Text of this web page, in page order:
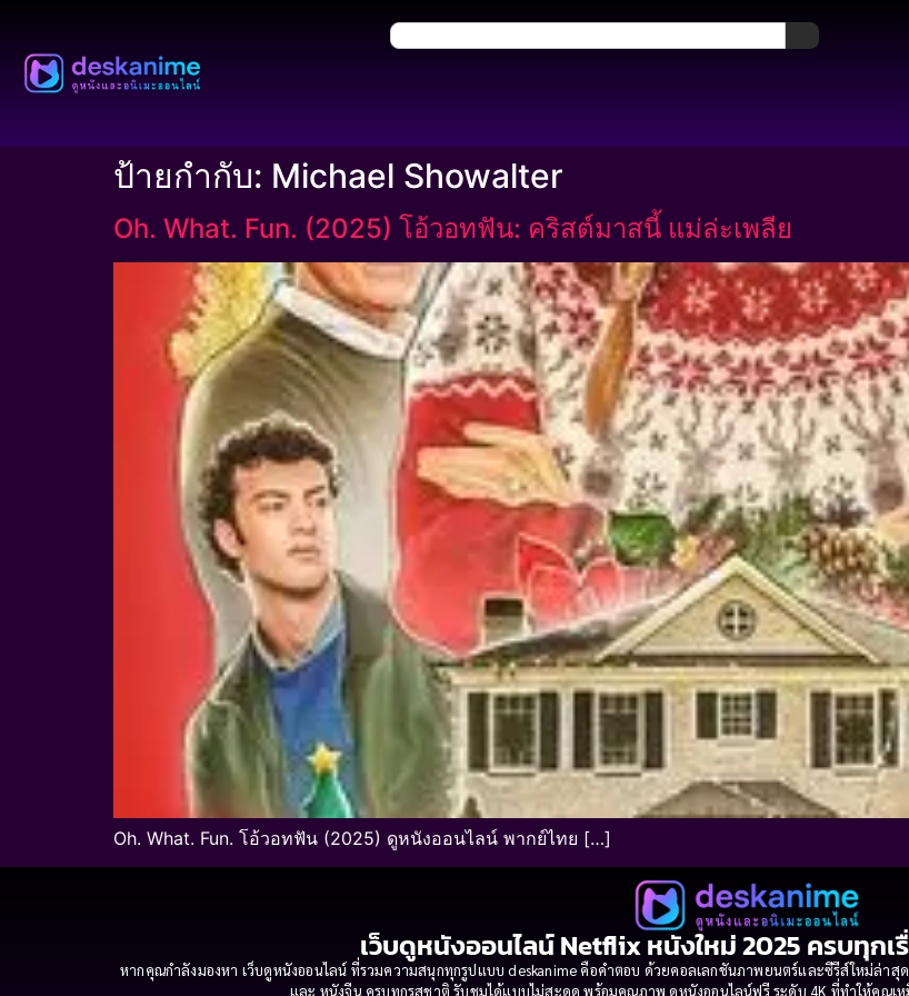
ป้ายกำกับ: Michael Showalter
Oh. What. Fun. (2025) โอ้วอทฟัน: คริสต์มาสนี้ แม่ล่ะเพลีย
Oh. What. Fun. โอ้วอทฟัน (2025) ดูหนังออนไลน์ พากย์ไทย […]
เว็บดูหนังออนไลน์ Netflix หนังใหม่ 2025 ครบทุกเ
หากคุณกำลังมองหา เว็บดูหนังออนไลน์ ที่รวมความสนุกทุกรูปแบบ deskanime คือคำตอบ ด้วยคอลเลกชันภาพยนตร์และซีรีส์ใหม่ล่าสุ
และ หนังจีน ครบทุกรสชาติ รับชมได้แบบไม่สะดุด พร้อมคุณภาพ ดูหนังออนไลน์ฟรี ระดับ 4K ที่ทำให้คุณเห